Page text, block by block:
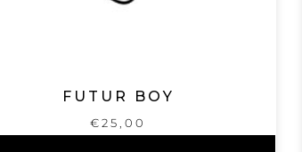
FUTUR BOY
€25,00